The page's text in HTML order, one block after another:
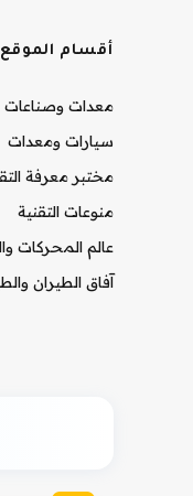
أقسام الموقع
معدات وصناعات
سيارات ومعدات
مختبر معرفة
منوعات التقنية
عالم المحركات
آفاق الطيران